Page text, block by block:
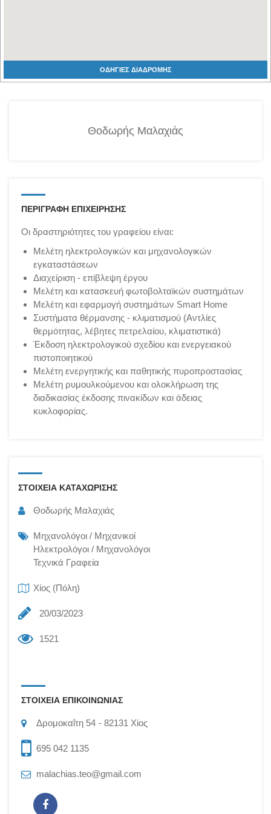
ΟΔΗΓΙΕΣ ΔΙΑΔΡΟΜΗΣ
Θοδωρής Μαλαχιάς
ΠΕΡΙΓΡΑΦΗ ΕΠΙΧΕΙΡΗΣΗΣ
Οι δραστηριότητες του γραφείου είναι:
Μελέτη ηλεκτρολογικών και μηχανολογικών
εγκαταστάσεων
Διαχείριση - επίβλεψη έργου
Μελέτη και κατασκευή φωτοβολταϊκών συστημάτων
Μελέτη και εφαρμογή συστημάτων Smart Home
Συστήματα θέρμανσης - κλιματισμού (Αντλίες
θερμότητας, λέβητες πετρελαίου, κλιματιστικά)
Έκδοση ηλεκτρολογικού σχεδίου και ενεργειακού
πιστοποιητικού
Μελέτη ενεργητικής και παθητικής πυροπροστασίας
Μελέτη ρυμουλκούμενου και ολοκλήρωση της
διαδικασίας έκδοσης πινακίδων και άδειας
κυκλοφορίας.
ΣΤΟΙΧΕΙΑ ΚΑΤΑΧΩΡΙΣΗΣ
Θοδωρής Μαλαχιάς
Μηχανολόγοι / Μηχανικοί
Ηλεκτρολόγοι / Μηχανολόγοι
Τεχνικά Γραφεία
Χίος (Πόλη)
20/03/2023
1521
ΣΤΟΙΧΕΙΑ ΕΠΙΚΟΙΝΩΝΙΑΣ
Δρομοκαΐτη 54 82131 Χίος
695 042 1135
malachias.teo@gmail.com